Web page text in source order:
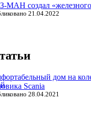
МАН создал «железного
21.04.2022
дом на
Scania
28.04.2021